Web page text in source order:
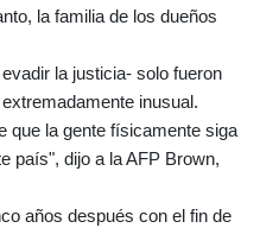
la familia de los dueños
la justicia- solo fueron
inusual.
que la gente físicamente siga
país", dijo a la AFP Brown,
años después con el fin de